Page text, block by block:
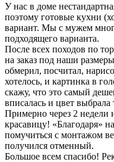
У нас в доме
поэтому готовые кухни
вариант. Мы с мужем
подходящего варианта.
После всех походов по
на заказ под наши
обмерил, посчитал,
хотелось, и картинка в
скажу, что это самый
вписалась и цвет выбрала
Примерно через 2
красавицу! «Благодаря»
помучиться с монтажом
получился отменный.
Большое всем спасибо!